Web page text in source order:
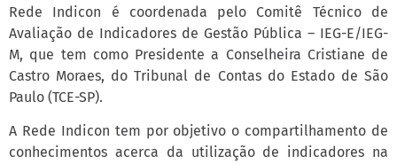
Rede Indicon é coordenada pelo Comitê Técnico de
Avaliação de Indicadores de Gestão Pública – IEG-E/IEG-
M, que tem como Presidente a Conselheira Cristiane de
Castro Moraes, do Tribunal de Contas do Estado de São
Paulo (TCE-SP).
A Rede Indicon tem por objetivo o compartilhamento de
conhecimentos acerca da utilização de indicadores na